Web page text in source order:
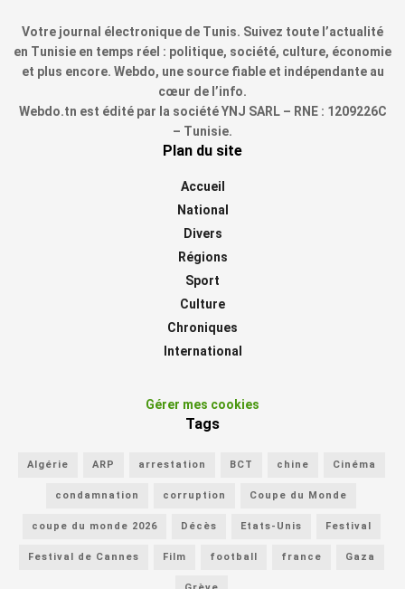
Votre journal électronique de Tunis. Suivez toute l’actualité
en Tunisie en temps réel : politique, société, culture, économie
et plus encore. Webdo, une source fiable et indépendante au
cœur de l’info.
Webdo.tn est édité par la société YNJ SARL – RNE : 1209226C
– Tunisie.
Plan du site
Accueil
National
Divers
Régions
Sport
Culture
Chroniques
International
Gérer mes cookies
Tags
Algérie ARP arrestation BCT chine Cinéma
condamnation corruption Coupe du Monde
coupe du monde 2026 Décès Etats-Unis Festival
Festival de Cannes Film football france Gaza